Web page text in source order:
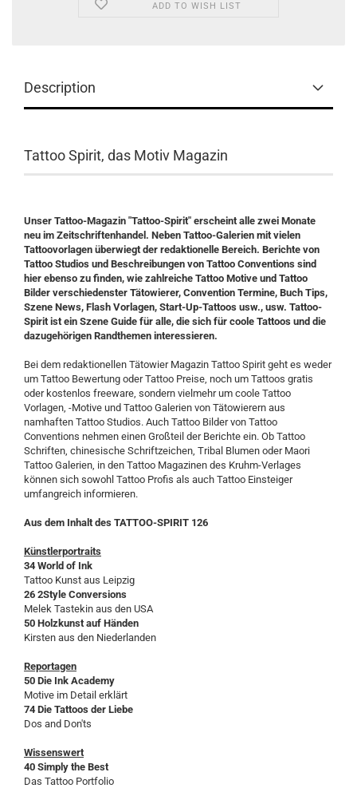
ADD TO WISH LIST
Description
Tattoo Spirit, das Motiv Magazin
Unser Tattoo-Magazin "Tattoo-Spirit" erscheint alle zwei Monate
neu im Zeitschriftenhandel. Neben Tattoo-Galerien mit vielen
Tattoovorlagen überwiegt der redaktionelle Bereich. Berichte von
Tattoo Studios und Beschreibungen von Tattoo Conventions sind
hier ebenso zu finden, wie zahlreiche Tattoo Motive und Tattoo
Bilder verschiedenster Tätowierer, Convention Termine, Buch Tips,
Szene News, Flash Vorlagen, Start-Up-Tattoos usw., usw. Tattoo-
Spirit ist ein Szene Guide für alle, die sich für coole Tattoos und die
dazugehörigen Randthemen interessieren.
Bei dem redaktionellen Tätowier Magazin Tattoo Spirit geht es weder
um Tattoo Bewertung oder Tattoo Preise, noch um Tattoos gratis
oder kostenlos freeware, sondern vielmehr um coole Tattoo
Vorlagen, -Motive und Tattoo Galerien von Tätowierern aus
namhaften Tattoo Studios. Auch Tattoo Bilder von Tattoo
Conventions nehmen einen Großteil der Berichte ein. Ob Tattoo
Schriften, chinesische Schriftzeichen, Tribal Blumen oder Maori
Tattoo Galerien, in den Tattoo Magazinen des Kruhm-Verlages
können sich sowohl Tattoo Profis als auch Tattoo Einsteiger
umfangreich informieren.
Aus dem Inhalt des TATTOO-SPIRIT 126
Künstlerportraits
34 World of Ink
Tattoo Kunst aus Leipzig
26 2Style Conversions
Melek Tastekin aus den USA
50 Holzkunst auf Händen
Kirsten aus den Niederlanden
Reportagen
50 Die Ink Academy
Motive im Detail erklärt
74 Die Tattoos der Liebe
Dos and Don'ts
Wissenswert
40 Simply the Best
Das Tattoo Portfolio